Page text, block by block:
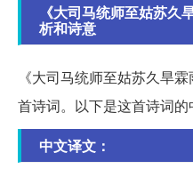
《大司马统师至姑苏久
析和诗意
《大司马统师至姑苏久旱
首诗词。以下是这首诗词的
中文译文：